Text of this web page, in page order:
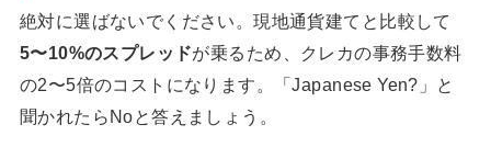
絶対に選ばないでください。現地通貨建てと比較して
5〜10%のスプレッドが乗るため、クレカの事務手数料
の2〜5倍のコストになります。「Japanese Yen?」と
聞かれたらNoと答えましょう。